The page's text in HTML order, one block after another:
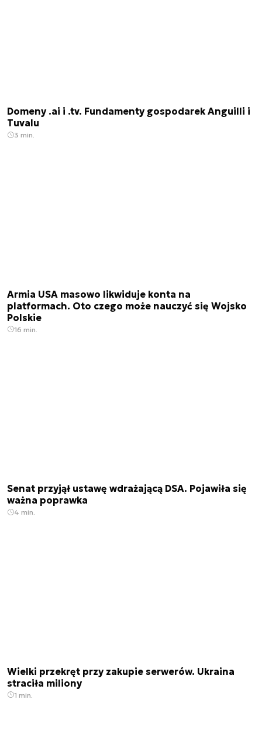
Domeny .ai i .tv. Fundamenty gospodarek Anguilli i
Tuvalu
3 min.
Armia USA masowo likwiduje konta na
platformach. Oto czego może nauczyć się Wojsko
Polskie
16 min.
Senat przyjął ustawę wdrażającą DSA. Pojawiła się
ważna poprawka
4 min.
Wielki przekręt przy zakupie serwerów. Ukraina
straciła miliony
1 min.